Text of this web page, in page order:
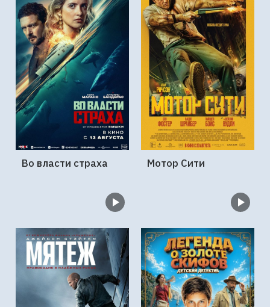
Во власти страха Мотор Сити